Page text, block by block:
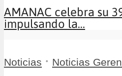
AMANAC celebra su
impulsando la...
Noticias • Noticias